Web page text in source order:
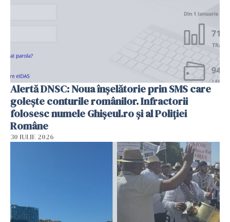
Alertă DNSC: Noua înșelătorie prin SMS care
golește conturile românilor. Infractorii
folosesc numele Ghișeul.ro și al Poliției
Române
30 IULIE 2026